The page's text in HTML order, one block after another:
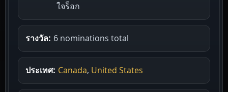
ใจร็อก
รางวัล: 6 nominations total
ประเทศ: Canada, United States